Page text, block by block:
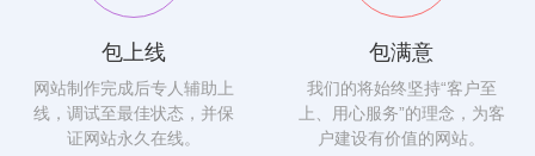
包上线
网站制作完成后专人辅助上
线，调试至最佳状态，并保
证网站永久在线。
包满意
我们的将始终坚持“客户至
上、用心服务”的理念，为客
户建设有价值的网站。